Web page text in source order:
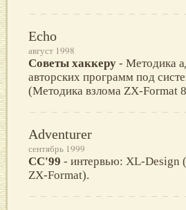
Echo
август 1998
Советы хаккеру - Методика
авторских программ под
(Методика взлома ZX-Format
Adventurer
сентябрь 1999
СС'99 - интервью: XL-Design
ZX-Format).